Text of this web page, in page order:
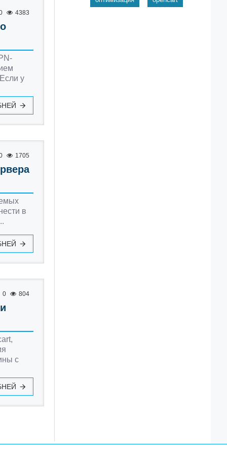
4383
у
1705
в
0 804
с